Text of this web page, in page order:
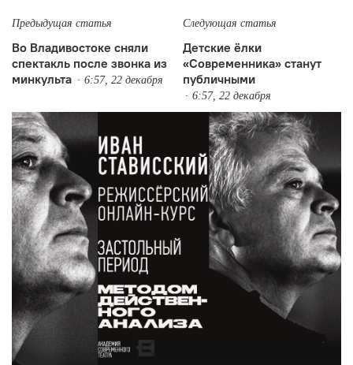
Предыдущая статья
Во Владивостоке сняли
спектакль после звонка из
минкульта
6:57, 22 декабря
Следующая статья
Детские ёлки
«Современника» станут
публичными
6:57, 22 декабря